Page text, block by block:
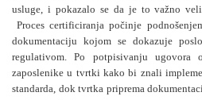
usluge, i pokazalo se da je to važno
Proces certificiranja počinje
dokumentaciju kojom se dokazuje
regulativom. Po potpisivanju ugovora
zaposlenike u tvrtki kako bi znali
standarda, dok tvrtka priprema